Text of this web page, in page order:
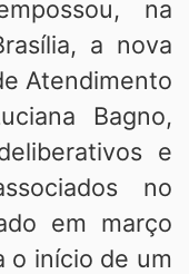
na
a nova
Atendimento
Bagno,
e
no
em março
o início de um